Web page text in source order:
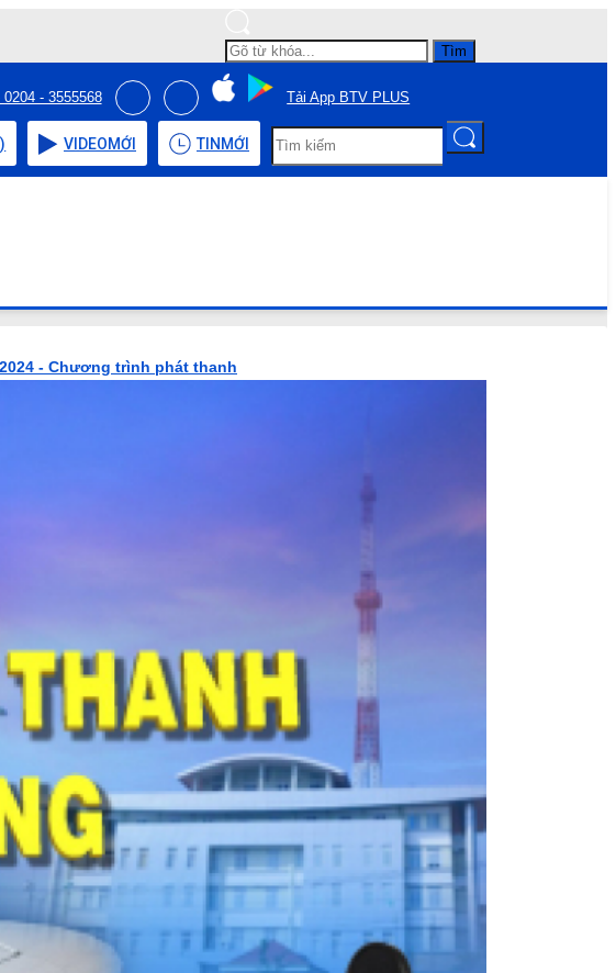
Tìm
- 3555568 Tải App BTV PLUS
VIDEOMỚI TIN MỚI
- Chương trình phát thanh